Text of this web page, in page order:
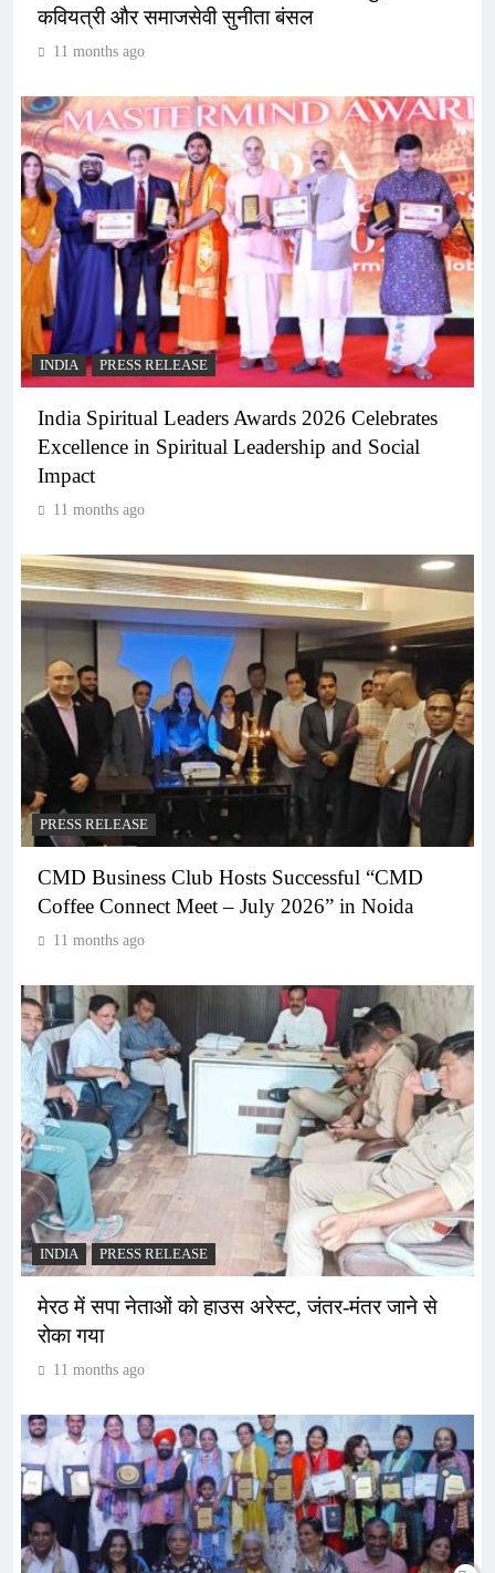
कवियत्री और समाजसेवी सुनीता बंसल
11 months ago
INDIA PRESS RELEASE
India Spiritual Leaders Awards 2026 Celebrates
Excellence in Spiritual Leadership and Social
Impact
11 months ago
PRESS RELEASE
CMD Business Club Hosts Successful “CMD
Coffee Connect Meet – July 2026” in Noida
11 months ago
INDIA PRESS RELEASE
मेरठ में सपा नेताओं को हाउस अरेस्ट, जंतर-मंतर जाने से
रोका गया
11 months ago